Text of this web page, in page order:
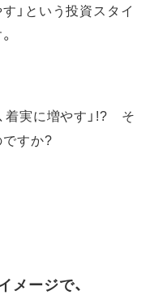
」という投資スタイ
着実に増やす」!? そ
すか?
メージで、